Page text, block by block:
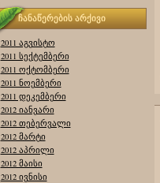
ჩანაწერების არქივი
2011 აგვისტო
2011 სექტემბერი
2011 ოქტომბერი
2011 ნოემბერი
2011 დეკემბერი
2012 იანვარი
2012 თებერვალი
2012 მარტი
2012 აპრილი
2012 მაისი
2012 ივნისი